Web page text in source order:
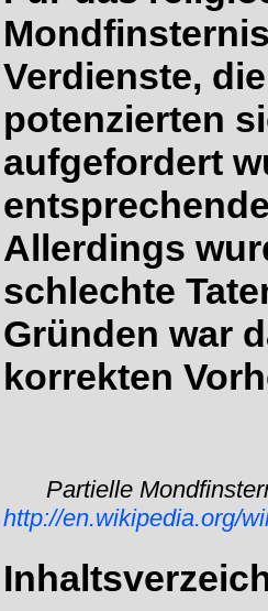
Verdienste,
potenzierten
aufgefordert
Allerdings
schlechte
Gründen war
korrekten
Partielle
http://en.wikipedia.org/